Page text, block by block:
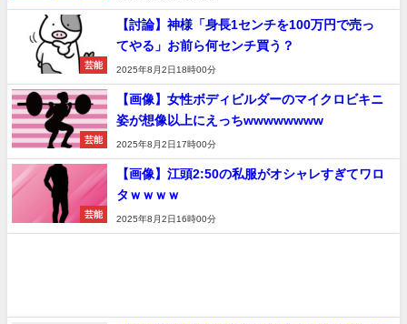
芸能
【討論】神様「身長1センチを100万円で売っ
てやる」お前ら何センチ買う？
2025年8月2日18時00分
芸能
【画像】女性ボディビルダーのマイクロビキニ
姿が想像以上にえっちwwwwwwww
2025年8月2日17時00分
芸能
【画像】江頭2:50の私服がオシャレすぎてワロ
タｗｗｗｗ
2025年8月2日16時00分